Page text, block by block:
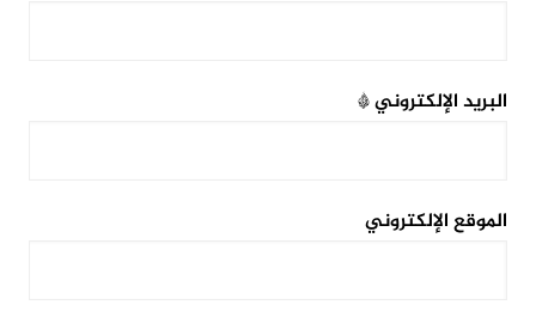
البريد الإلكتروني*
الموقع الإلكتروني